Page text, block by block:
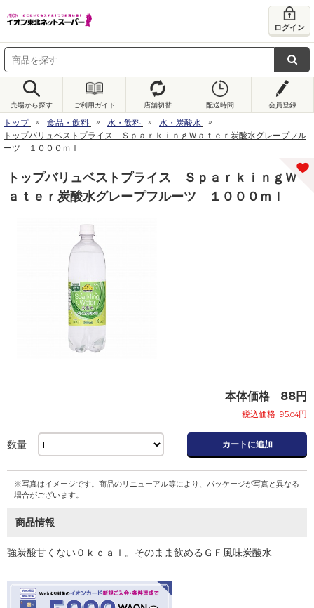
ログイン
売場から探す ご利用ガイド 店舗切替 配送時間 会員登録
トップ 食品・飲料 水・飲料
水・炭酸水
トップバリュベストプライス ＳｐａｒｋｉｎｇＷａｔｅｒ炭酸水グレープフル
ーツ １０００ｍｌ
トップバリュベストプライス ＳｐａｒｋｉｎｇＷ
ａｔｅｒ炭酸水グレープフルーツ １０００ｍｌ
本体価格 88円
税込価格 95.04円
数量 カートに追加
※写真はイメージです。商品のリニューアル等により、パッケージが写真と異なる
場合がございます。
商品情報
強炭酸甘くない０ｋｃａｌ。そのまま飲めるＧＦ風味炭酸水